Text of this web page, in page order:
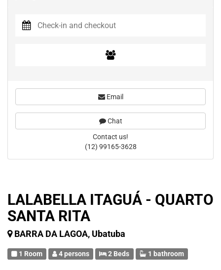
LALABELLA ITAGUÁ - QUARTO
SANTA RITA
BARRA DA LAGOA, Ubatuba
1 Room 4 persons 2 Beds 1 bathroom
Email
Chat
Contact us!
(12) 99165-3628